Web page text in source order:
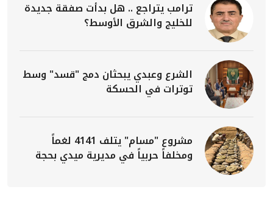
ترامب يتراجع .. هل بدأت صفقة جديدة
للخليج والشرق الأوسط؟
الشرع وعبدي يبحثان دمج "قسد" وسط
توترات في الحسكة
مشروع "مسام" يتلف 4141 لغماً
ومخلفاً حربياً في مديرية ميدي بحجة